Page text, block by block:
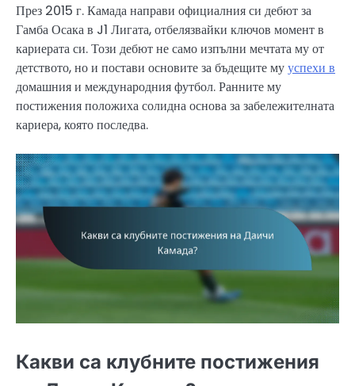
През 2015 г. Камада направи официалния си дебют за
Гамба Осака в J1 Лигата, отбелязвайки ключов момент в
кариерата си. Този дебют не само изпълни мечтата му от
детството, но и постави основите за бъдещите мууспехи в
домашния и международния футбол. Ранните му
постижения положиха солидна основа за забележителната
кариера, която последва.
Какви са клубните постижения